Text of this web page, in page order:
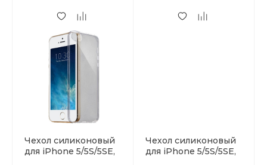
Чехол силиконовый
для iPhone 5/5S/5SE,
Чехол силиконовый
для iPhone 5/5S/5SE,